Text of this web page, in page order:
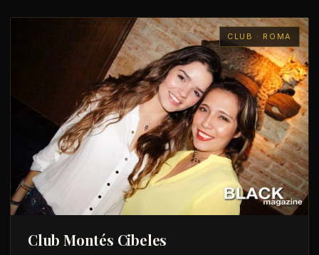
CLUB · ROMA
Club Montés Cibeles